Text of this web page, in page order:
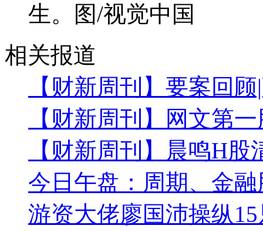
生。图/视觉中国
相关报道
【财新周刊】要案回
【财新周刊】网文第
【财新周刊】晨鸣H股
今日午盘：周期、金
游资大佬廖国沛操纵